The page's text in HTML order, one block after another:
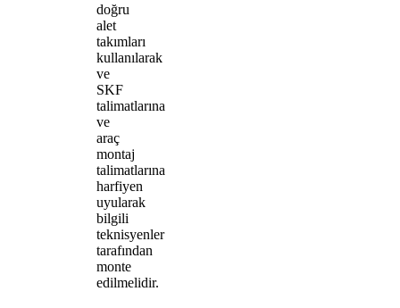
doğru
alet
takımları
kullanılarak
ve
SKF
talimatlarına
ve
araç
montaj
talimatlarına
harfiyen
uyularak
bilgili
teknisyenler
tarafından
monte
edilmelidir.